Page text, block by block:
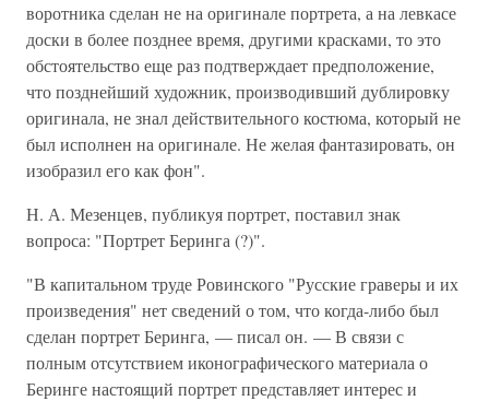
воротника сделан не на оригинале портрета, а на левкасе
доски в более позднее время, другими красками, то это
обстоятельство еще раз подтверждает предположение,
что позднейший художник, производивший дублировку
оригинала, не знал действительного костюма, который не
был исполнен на оригинале. Не желая фантазировать, он
изобразил его как фон".
Н. А. Мезенцев, публикуя портрет, поставил знак
вопроса: "Портрет Беринга (?)".
"В капитальном труде Ровинского "Русские граверы и их
произведения" нет сведений о том, что когда-либо был
сделан портрет Беринга, — писал он. — В связи с
полным отсутствием иконографического материала о
Беринге настоящий портрет представляет интерес и